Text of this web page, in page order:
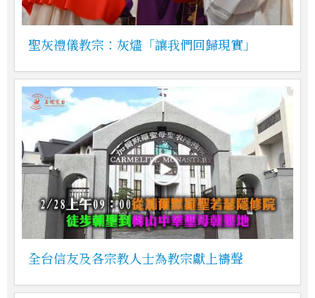
聖灰禮儀教宗：灰燼「讓我們回歸現實」
全台信友及各宗教人士為教宗獻上禱聲